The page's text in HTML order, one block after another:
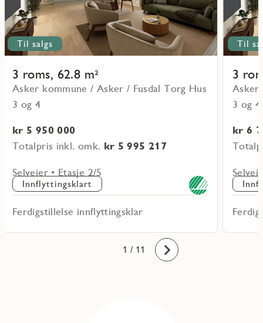
Til salgs
3 roms, 62.8 m²
Asker kommune / Asker / Fusdal Torg Hus
3 og 4
kr 5 950 000
Totalpris inkl. omk. kr 5 995 217
Selveier • Etasje 2/5
Innflyttingsklart
Ferdigstillelse innflyttingsklar
Til
3
Asker
3 og 4
kr 6
1
2
3
4
5
6
7
8
9
10
11 / 11 Fremover